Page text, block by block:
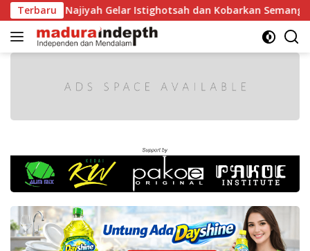
Langsung
ke
konten
Terbaru
Najiyah Gelar Istighotsah dan Kobarkan Semangat